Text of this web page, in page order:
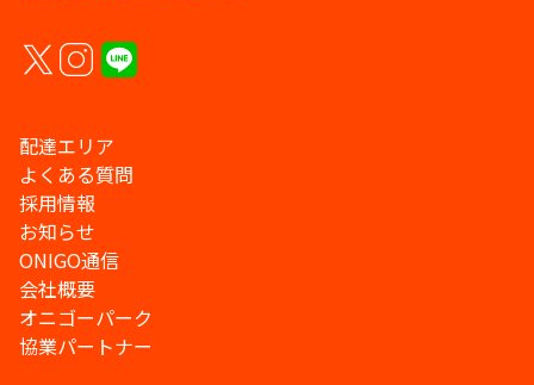
配達エリア
よくある質問
採用情報
お知らせ
ONIGO通信
会社概要
オニゴーパーク
協業パートナー